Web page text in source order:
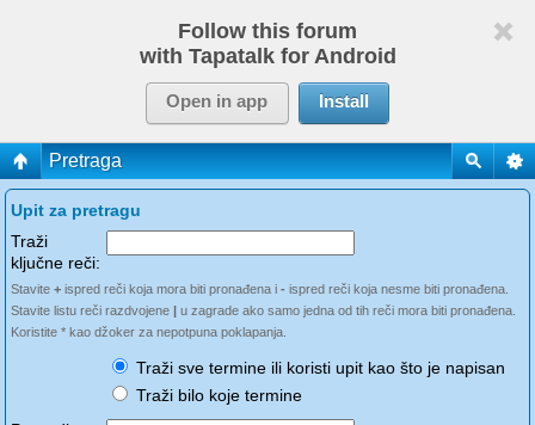
Follow this forum
with Tapatalk for Android
Open in app Install
Pretraga
Upit za pretragu
Traži
ključne reči:
Stavite + ispred reči koja mora biti pronađena i - ispred reči koja nesme biti pronađena.
Stavite listu reči razdvojene | u zagrade ako samo jedna od tih reči mora biti pronađena.
Koristite * kao džoker za nepotpuna poklapanja.
Traži sve termine ili koristi upit kao što je napisan
Traži bilo koje termine